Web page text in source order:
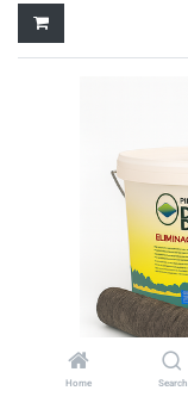
Home Search